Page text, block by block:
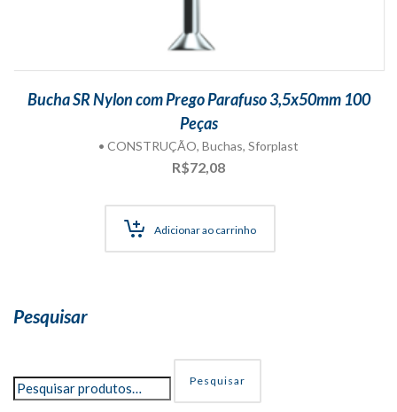
Bucha SR Nylon com Prego Parafuso 3,5x50mm 100
Peças
• CONSTRUÇÃO, Buchas, Sforplast
R$72,08
Adicionar ao carrinho
Pesquisar
Pesquisar